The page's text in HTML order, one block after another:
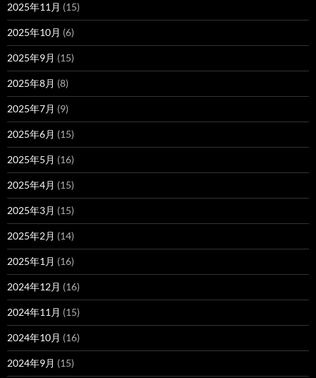
2025年11月 (15)
2025年10月 (6)
2025年9月 (15)
2025年8月 (8)
2025年7月 (9)
2025年6月 (15)
2025年5月 (16)
2025年4月 (15)
2025年3月 (15)
2025年2月 (14)
2025年1月 (16)
2024年12月 (16)
2024年11月 (15)
2024年10月 (16)
2024年9月 (15)